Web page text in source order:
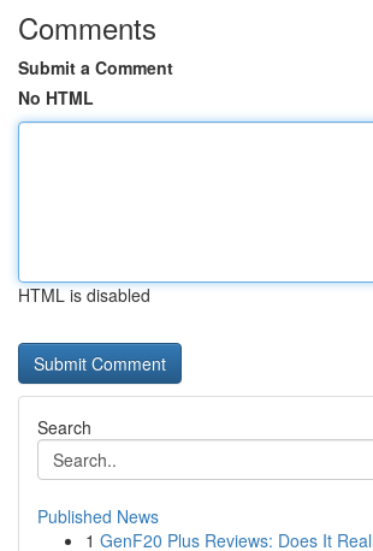
Comments
Submit a Comment
No HTML
HTML is disabled
Search
Published News
1 GenF20 Plus Reviews: Does It